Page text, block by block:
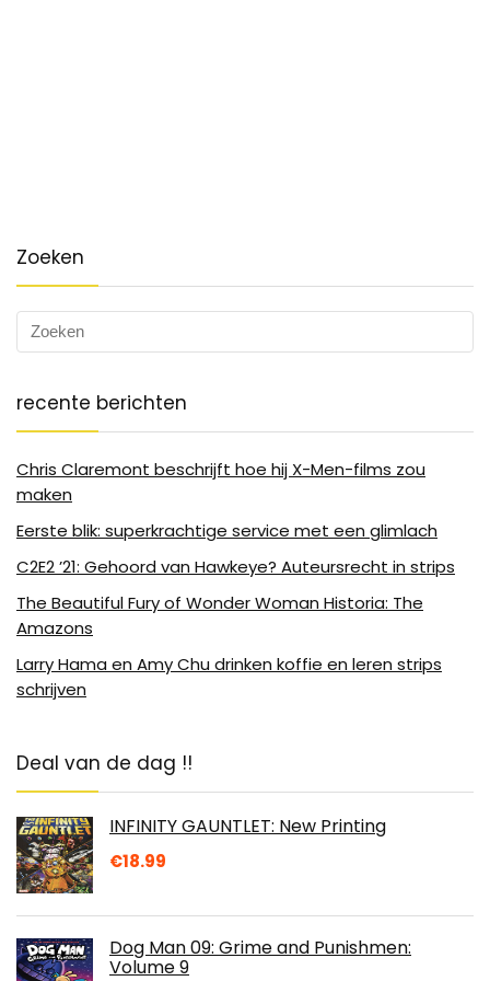
Zoeken
recente berichten
Chris Claremont beschrijft hoe hij X-Men-films zou
maken
Eerste blik: superkrachtige service met een glimlach
C2E2 ’21: Gehoord van Hawkeye? Auteursrecht in strips
The Beautiful Fury of Wonder Woman Historia: The
Amazons
Larry Hama en Amy Chu drinken koffie en leren strips
schrijven
Deal van de dag !!
INFINITY GAUNTLET: New Printing
€18.99
Dog Man 09: Grime and Punishmen:
Volume 9